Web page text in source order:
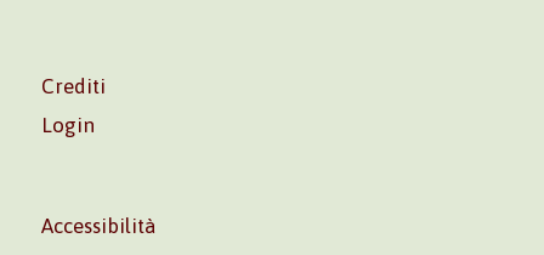
Crediti
Login
Accessibilità